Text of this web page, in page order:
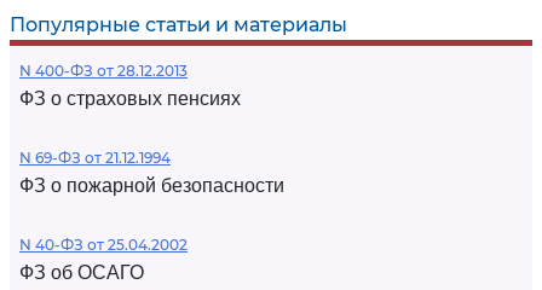
Популярные статьи и материалы
N 400-ФЗ от 28.12.2013
ФЗ о страховых пенсиях
N 69-ФЗ от 21.12.1994
ФЗ о пожарной безопасности
N 40-ФЗ от 25.04.2002
ФЗ об ОСАГО